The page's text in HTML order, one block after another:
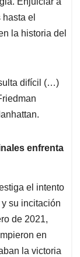
el
la historia del
difícil (…)
enfrenta
el intento
su incitación
de 2021,
en
la victoria